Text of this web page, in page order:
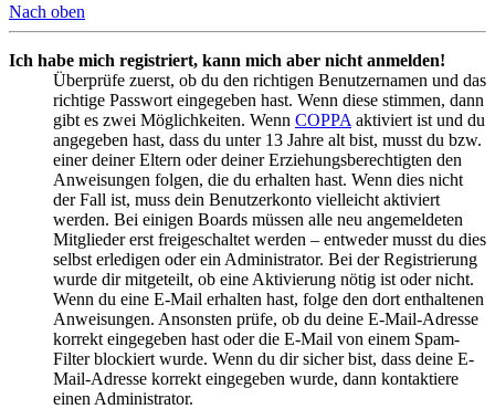
Nach oben
Ich habe mich registriert, kann mich aber nicht anmelden!
Überprüfe zuerst, ob du den richtigen Benutzernamen und das
richtige Passwort eingegeben hast. Wenn diese stimmen, dann
gibt es zwei Möglichkeiten. Wenn COPPA aktiviert ist und du
angegeben hast, dass du unter 13 Jahre alt bist, musst du bzw.
einer deiner Eltern oder deiner Erziehungsberechtigten den
Anweisungen folgen, die du erhalten hast. Wenn dies nicht
der Fall ist, muss dein Benutzerkonto vielleicht aktiviert
werden. Bei einigen Boards müssen alle neu angemeldeten
Mitglieder erst freigeschaltet werden – entweder musst du dies
selbst erledigen oder ein Administrator. Bei der Registrierung
wurde dir mitgeteilt, ob eine Aktivierung nötig ist oder nicht.
Wenn du eine E-Mail erhalten hast, folge den dort enthaltenen
Anweisungen. Ansonsten prüfe, ob du deine E-Mail-Adresse
korrekt eingegeben hast oder die E-Mail von einem Spam-
Filter blockiert wurde. Wenn du dir sicher bist, dass deine E-
Mail-Adresse korrekt eingegeben wurde, dann kontaktiere
einen Administrator.